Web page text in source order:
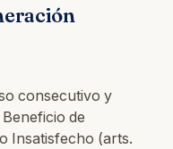
consecutivo y
de
Insatisfecho (arts.